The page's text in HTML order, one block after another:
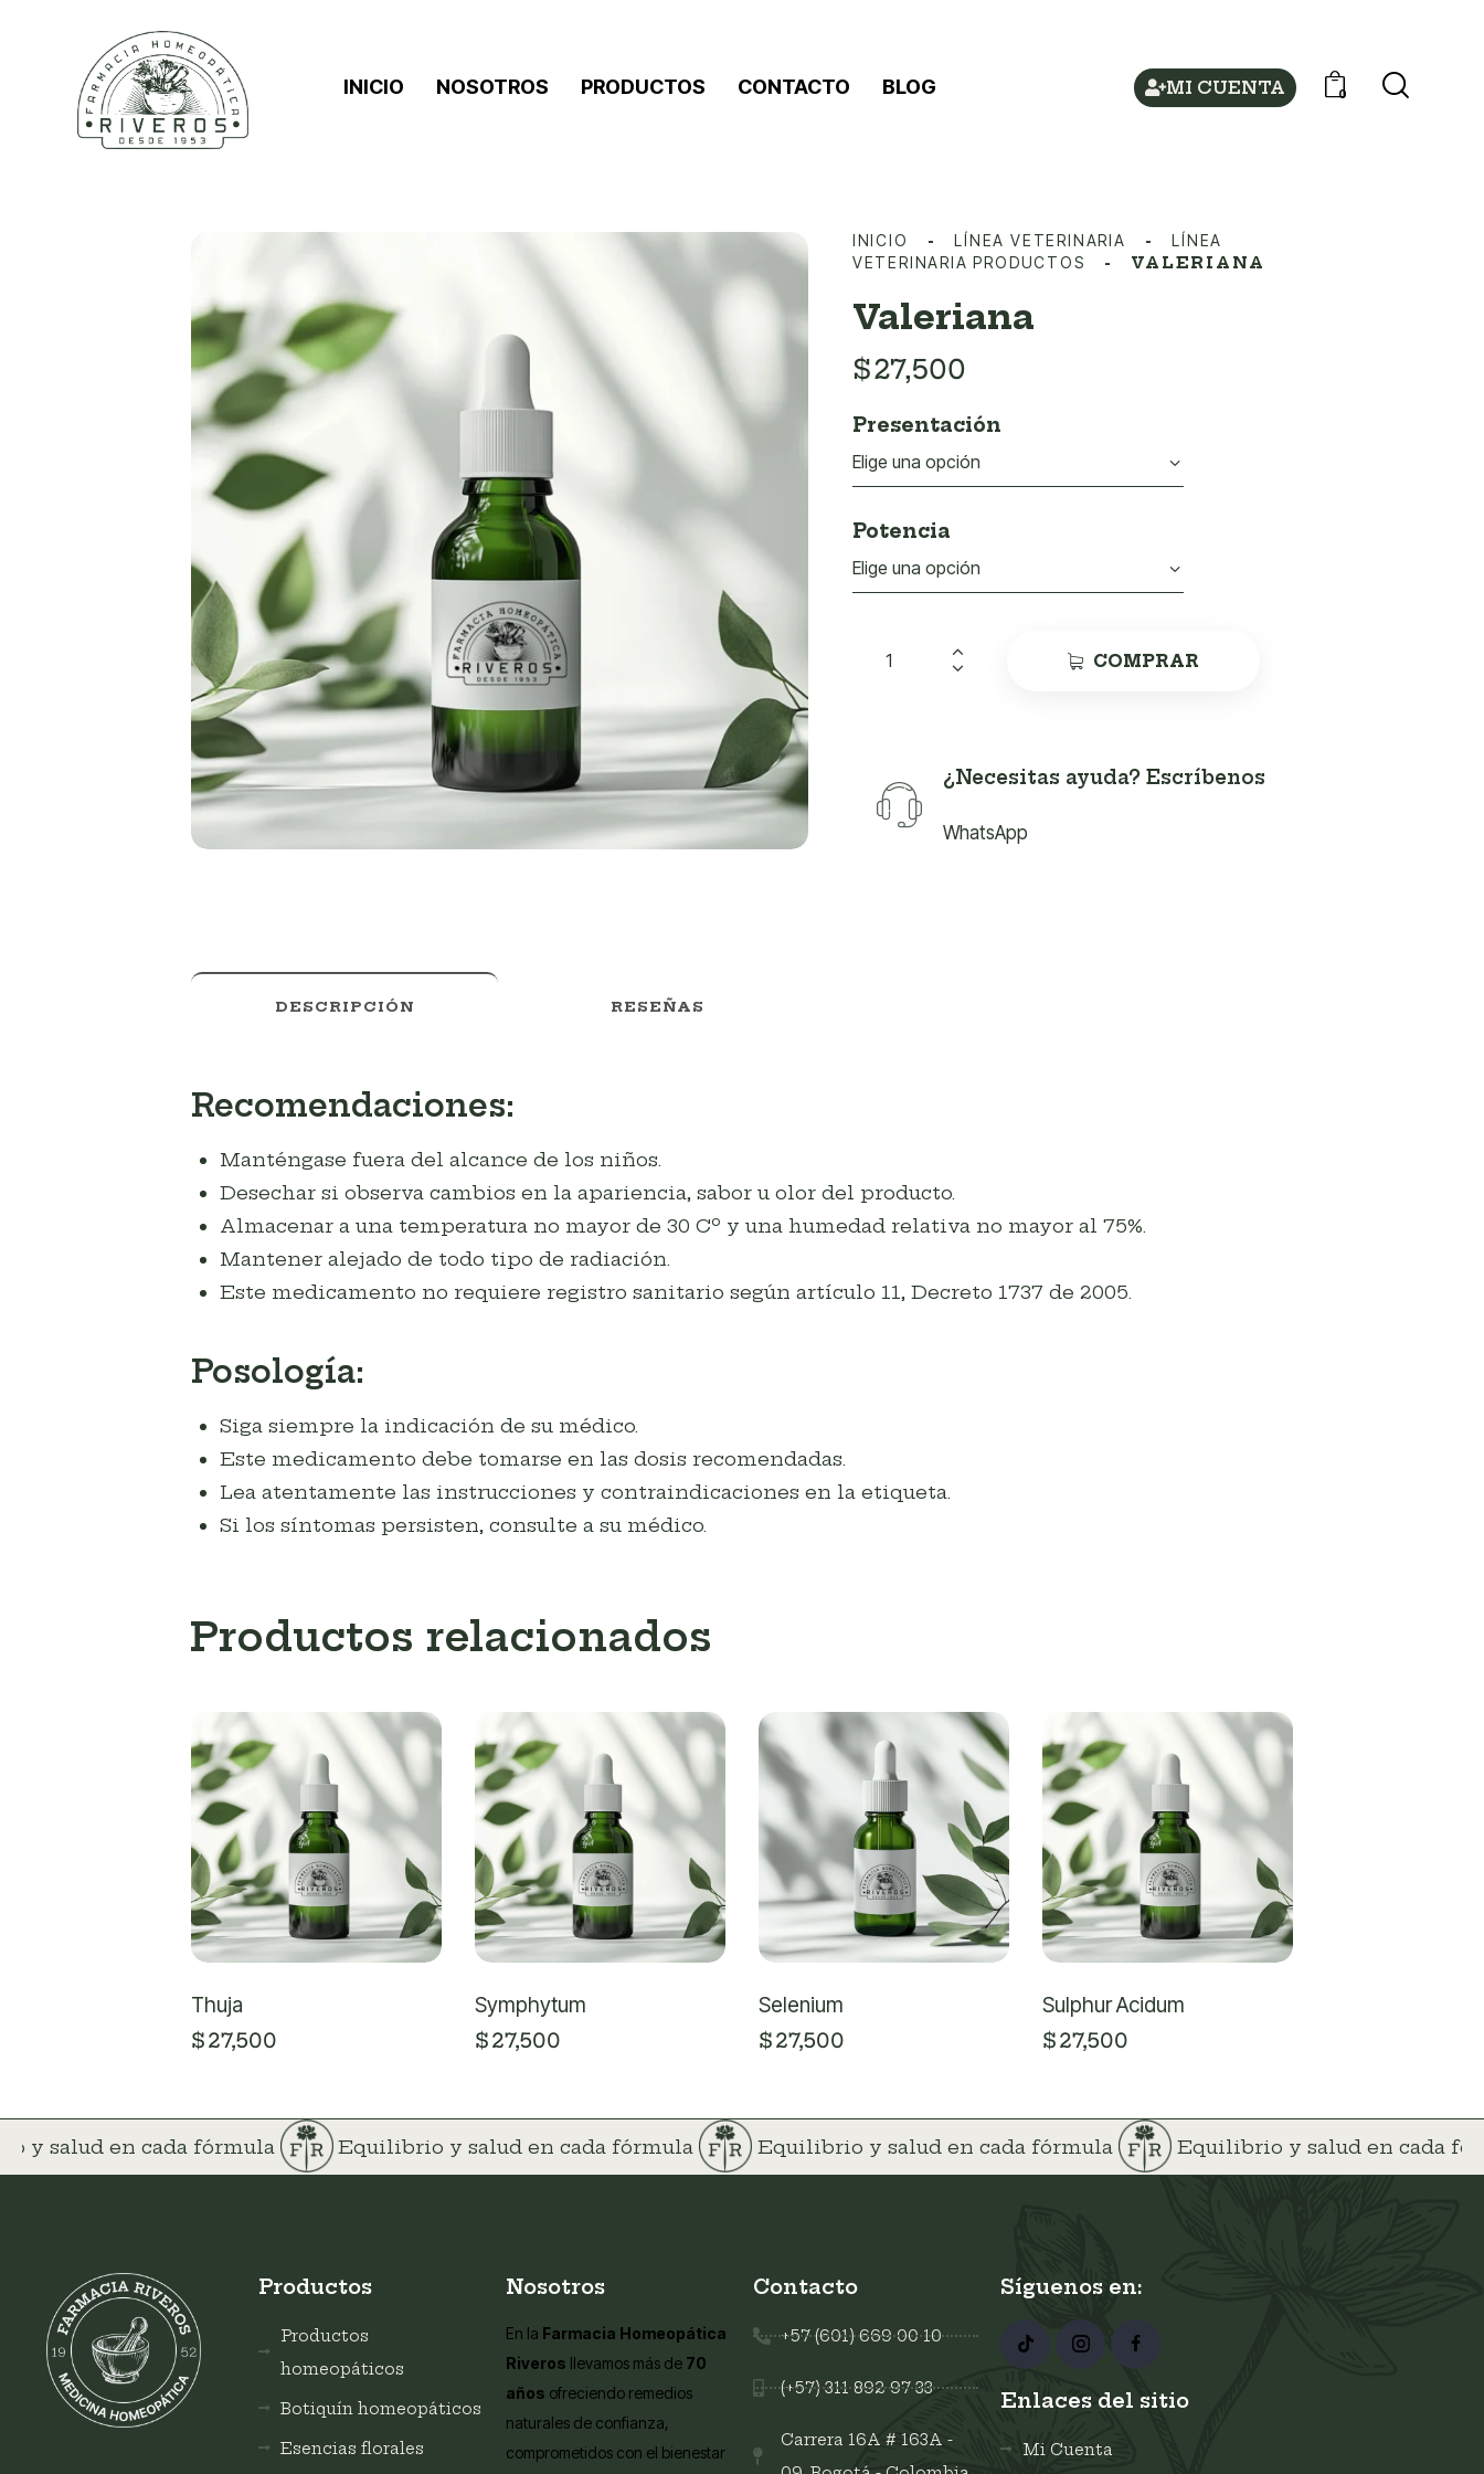
INICIO NOSOTROS PRODUCTOS CONTACTO BLOG MI CUENTA 0
INICIO LÍNEA VETERINARIA
LÍNEA
VETERINARIA PRODUCTOS
VALERIANA
Valeriana
$27,500
Presentación
Potencia
COMPRAR
¿Necesitas ayuda? Escríbenos
WhatsApp
DESCRIPCIÓN RESEÑAS
Recomendaciones:
Manténgase fuera del alcance de los niños.
Desechar si observa cambios en la apariencia, sabor u olor del producto.
Almacenar a una temperatura no mayor de 30 Cº y una humedad relativa no mayor al 75%.
Mantener alejado de todo tipo de radiación.
Este medicamento no requiere registro sanitario según artículo 11, Decreto 1737 de 2005.
Posología:
Siga siempre la indicación de su médico.
Este medicamento debe tomarse en las dosis recomendadas.
Lea atentamente las instrucciones y contraindicaciones en la etiqueta.
Si los síntomas persisten, consulte a su médico.
Productos relacionados
Thuja
$27,500
Symphytum
$27,500
Selenium
$27,500
Sulphur Acidum
$27,500
y salud en cada fórmula Equilibrio y salud en cada fórmula Equilibrio y salud en cada fórmula Equilibrio y salud en cada
Productos
Productos
homeopáticos
Botiquín homeopáticos
Esencias florales
Nosotros
En la Farmacia Homeopática
Riveros llevamos más de 70
años ofreciendo remedios
naturales de confianza,
comprometidos con el bienestar
Contacto
+57 (601) 669 00 10
(+57) 311 892 97 33
Carrera 16A # 163A -
Síguenos en:
Enlaces del sitio
Mi Cuenta